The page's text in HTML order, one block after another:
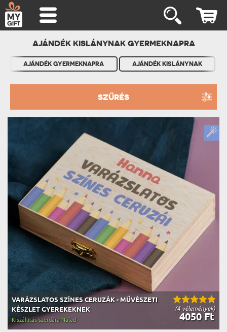
AJÁNDÉK KISLÁNYNAK GYERMEKNAPRA
AJÁNDÉK GYERMEKNAPRA AJÁNDÉK KISLÁNYNAK
SZŰRÉS
(4 vélemények)
VARÁZSLATOS SZÍNES CERUZÁK - MŰVÉSZETI
KÉSZLET GYEREKEKNEK
4050 Ft
Kiszállítás szerdára Nálad